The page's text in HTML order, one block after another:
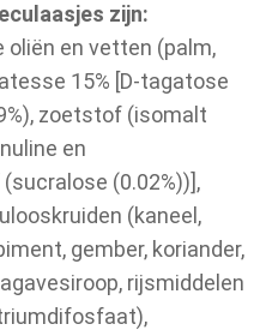
zijn:
en vetten (palm,
15% [D-tagatose
zoetstof (isomalt
en
(0.02%))],
(kaneel,
gember, koriander,
rijsmiddelen